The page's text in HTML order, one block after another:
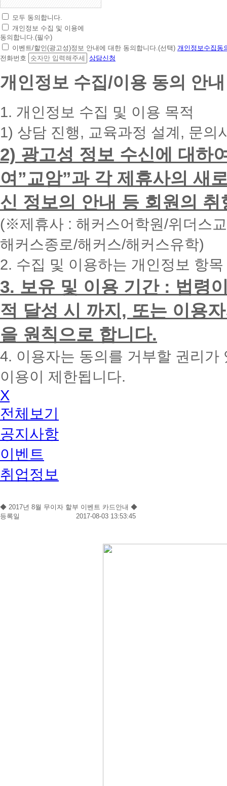
초
간
편
상
담
청
대
폰
입
력
시
면
빠
른
간
내
에
화
드
리
겠
습
니
다.
모두 동의합니다.
개인정보 수집 및 이용에
동의합니다.(필수)
이벤트/할인(광고성)정보 안내에 대한 동의합니다.(선택) 개인정보수집동
전화번호
상담신청
개인정보 수집/이용 동의 안내
1. 개인정보 수집 및 이용 목적
1) 상담 진행, 교육과정 설계, 문의
2) 광고성 정보 수신에 대하
여”교암”과 각 제휴사의 새
신 정보의 안내 등 회원의
(※제휴사 : 해커스어학원/위더스
해커스종로/해커스/해커스유학)
2. 수집 및 이용하는 개인정보 항
3. 보유 및 이용 기간 : 법령
적 달성 시 까지, 또는 이용
을 원칙으로 합니다.
4. 이용자는 동의를 거부할 권리
이용이 제한됩니다.
X
전체보기
공지사항
이벤트
취업정보
◆ 2017년 8월 무이자 할부 이벤트 카드안내 ◆
등록일
2017-08-03 13:53:45